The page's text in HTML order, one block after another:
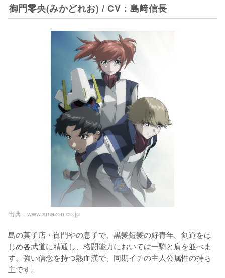
御門零央(みかどれお) / CV：島﨑信長
出典 : www.amazon.co.jp
島の菓子店・御門やの息子で、黒髪短髪の好青年。剣道をは
じめ各武道に精通し、格闘能力においては一騎と肩を並べま
す。強い信念を持つ熱血漢で、同期イチの主人公属性の持ち
主です。